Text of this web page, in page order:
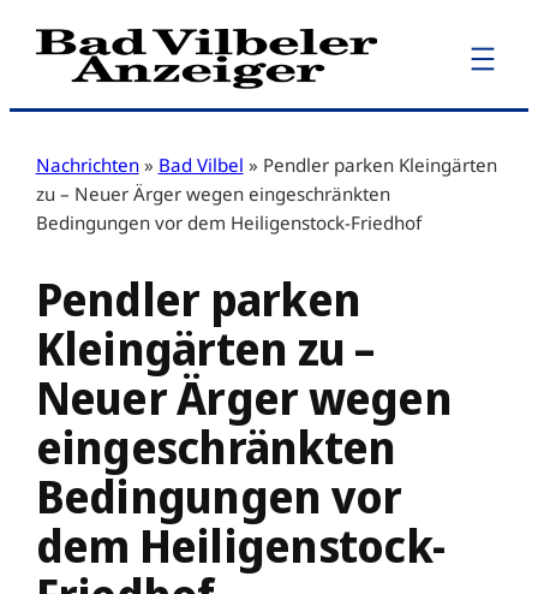
Zum
Inhalt
Nachrichten » Bad Vilbel » Pendler parken Kleingärten
zu – Neuer Ärger wegen eingeschränkten
Bedingungen vor dem Heiligenstock-Friedhof
Pendler parken
Kleingärten zu –
Neuer Ärger wegen
eingeschränkten
Bedingungen vor
dem Heiligenstock-